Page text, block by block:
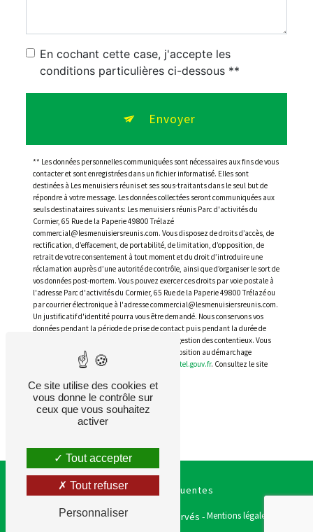
En cochant cette case, j'accepte les
conditions particulières ci-dessous **
Envoyer
** Les données personnelles communiquées sont nécessaires aux fins de vous
contacter et sont enregistrées dans un fichier informatisé. Elles sont
destinées à Les menuisiers réunis et ses sous-traitants dans le seul but de
répondre à votre message. Les données collectées seront communiquées aux
seuls destinataires suivants: Les menuisiers réunis Parc d'activités du
Cormier, 65 Rue de la Paperie 49800 Trélazé
commercial@lesmenuisiersreunis.com. Vous disposez de droits d’accès, de
rectification, d’effacement, de portabilité, de limitation, d’opposition, de
retrait de votre consentement à tout moment et du droit d’introduire une
réclamation auprès d’une autorité de contrôle, ainsi que d’organiser le sort de
vos données post-mortem. Vous pouvez exercer ces droits par voie postale à
l'adresse Parc d'activités du Cormier, 65 Rue de la Paperie 49800 Trélazé ou
par courrier électronique à l'adresse commercial@lesmenuisiersreunis.com.
Un justificatif d'identité pourra vous être demandé. Nous conservons vos
données pendant la période de prise de contact puis pendant la durée de
prescription légale aux fins probatoires et de gestion des contentieux. Vous
avez le droit de vous inscrire sur la liste d'opposition au démarchage
téléphonique, disponible à cette adresse:
Bloctel.gouv.fr. Consultez le site
Recherches fréquentes
Vistalid- 2026 - Tous droits réservés -Mentions légales
Ce site utilise des cookies et
vous donne le contrôle sur
ceux que vous souhaitez
activer
Tout accepter
Tout refuser
Personnaliser